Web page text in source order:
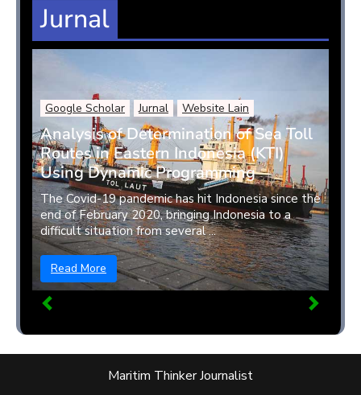
Jurnal
Google Scholar Jurnal Website Lain
Analysis of Determination of Sea Toll
Routes in Eastern Indonesia (KTI)
Using Dynamic Programming
The Covid-19 pandemic has hit Indonesia since the
end of February 2020, bringing Indonesia to a
difficult situation from several ...
Read More
Maritim Thinker Journalist